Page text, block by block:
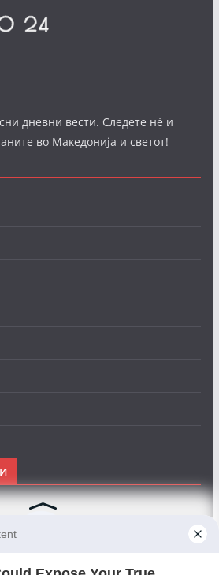
дневни вести. Следете нè и
во Македонија и светот!